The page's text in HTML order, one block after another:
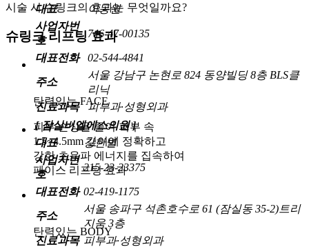
시술 시 슈링크의 효과는 무엇일까요?
슈링크 리프팅 효과
탄력있는FACE
피부 손상을 줄여 피부 속
1.5~4.5mm 깊이에 정확하고
강한 초음파 에너지를 집속하여
페이스 리프팅 효과
탄력있는 BODY
대표
이동원
사업자번
호
746-47-00135
대표전화 02-544-4841
주소
서울 강남구 논현로 824 동양빌딩 8층 BLS클
리닉
진료과목
피부과·성형외과
[ 잠실비엘에스의원 ]
대표
강한별
사업자번
호
215-23-23375
대표전화 02-419-1175
주소
서울 송파구 석촌호수로 61 (잠실동 35-2)트리
지움 3층
진료과목 피부과·성형외과